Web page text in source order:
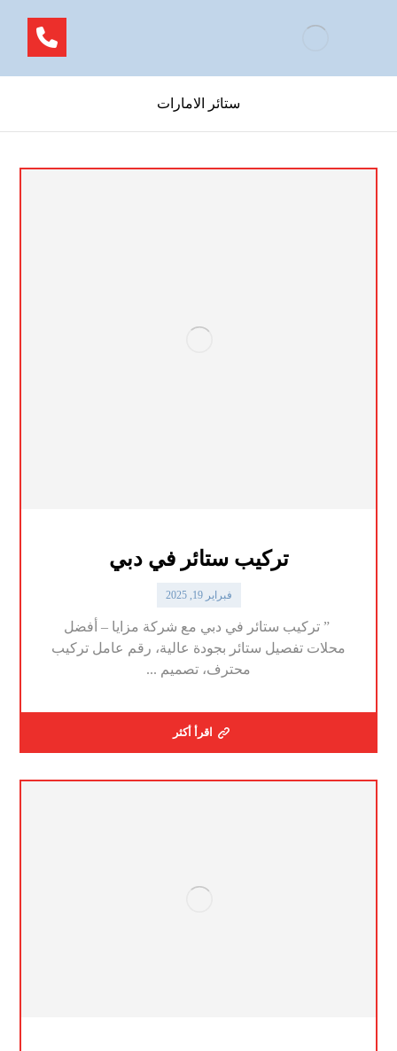
ستائر الامارات
تركيب ستائر في دبي
فبراير 19, 2025
” تركيب ستائر في دبي مع شركة مزايا – أفضل
محلات تفصيل ستائر بجودة عالية، رقم عامل تركيب
محترف، تصميم ...
اقرأ أكثر